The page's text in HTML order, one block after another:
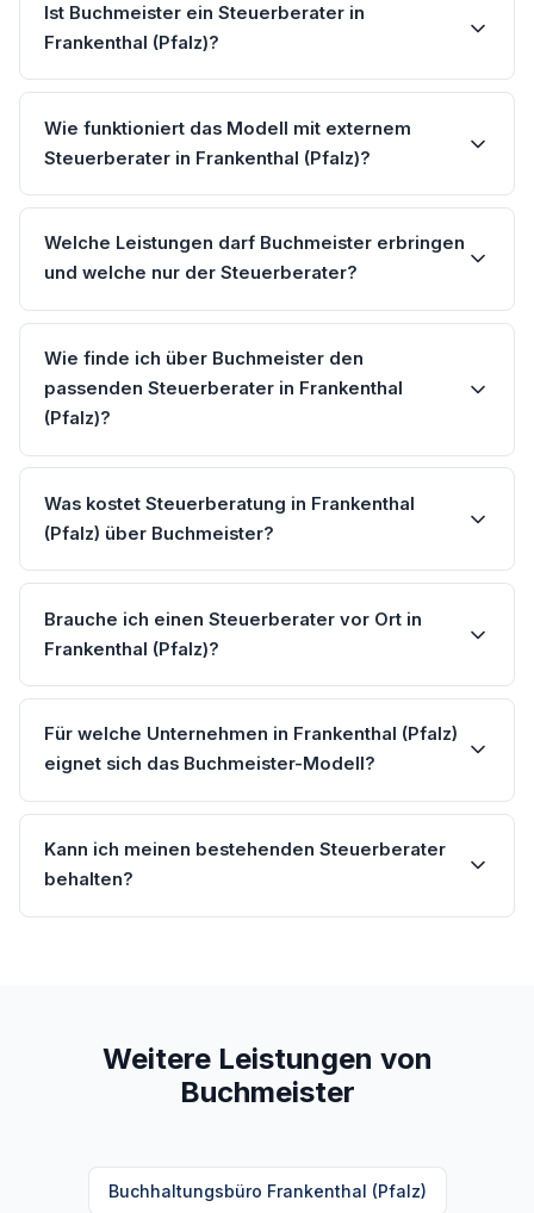
Ist Buchmeister ein Steuerberater in
Frankenthal (Pfalz)?
Wie funktioniert das Modell mit externem
Steuerberater in Frankenthal (Pfalz)?
Welche Leistungen darf Buchmeister erbringen
und welche nur der Steuerberater?
Wie finde ich über Buchmeister den
passenden Steuerberater in Frankenthal
(Pfalz)?
Was kostet Steuerberatung in Frankenthal
(Pfalz) über Buchmeister?
Brauche ich einen Steuerberater vor Ort in
Frankenthal (Pfalz)?
Für welche Unternehmen in Frankenthal (Pfalz)
eignet sich das Buchmeister-Modell?
Kann ich meinen bestehenden Steuerberater
behalten?
Weitere Leistungen von
Buchmeister
Buchhaltungsbüro Frankenthal (Pfalz)